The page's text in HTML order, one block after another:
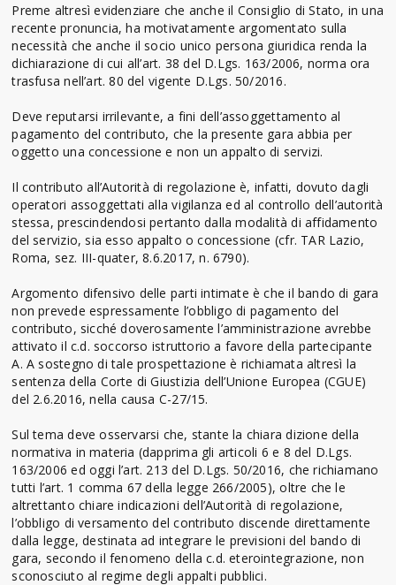
Preme altresì evidenziare che anche il Consiglio di Stato, in una
recente pronuncia, ha motivatamente argomentato sulla
necessità che anche il socio unico persona giuridica renda la
dichiarazione di cui all’art. 38 del D.Lgs. 163/2006, norma ora
trasfusa nell’art. 80 del vigente D.Lgs. 50/2016.
Deve reputarsi irrilevante, a fini dell’assoggettamento al
pagamento del contributo, che la presente gara abbia per
oggetto una concessione e non un appalto di servizi.
Il contributo all’Autorità di regolazione è, infatti, dovuto dagli
operatori assoggettati alla vigilanza ed al controllo dell’autorità
stessa, prescindendosi pertanto dalla modalità di affidamento
del servizio, sia esso appalto o concessione (cfr. TAR Lazio,
Roma, sez. III-quater, 8.6.2017, n. 6790).
Argomento difensivo delle parti intimate è che il bando di gara
non prevede espressamente l’obbligo di pagamento del
contributo, sicché doverosamente l’amministrazione avrebbe
attivato il c.d. soccorso istruttorio a favore della partecipante
A. A sostegno di tale prospettazione è richiamata altresì la
sentenza della Corte di Giustizia dell’Unione Europea (CGUE)
del 2.6.2016, nella causa C-27/15.
Sul tema deve osservarsi che, stante la chiara dizione della
normativa in materia (dapprima gli articoli 6 e 8 del D.Lgs.
163/2006 ed oggi l’art. 213 del D.Lgs. 50/2016, che richiamano
tutti l’art. 1 comma 67 della legge 266/2005), oltre che le
altrettanto chiare indicazioni dell’Autorità di regolazione,
l’obbligo di versamento del contributo discende direttamente
dalla legge, destinata ad integrare le previsioni del bando di
gara, secondo il fenomeno della c.d. eterointegrazione, non
sconosciuto al regime degli appalti pubblici.